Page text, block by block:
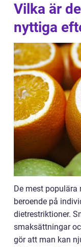
Vilka är
nyttiga
De mest
beroende på
dietrestriktioner.
smaksättningar
gör att man kan